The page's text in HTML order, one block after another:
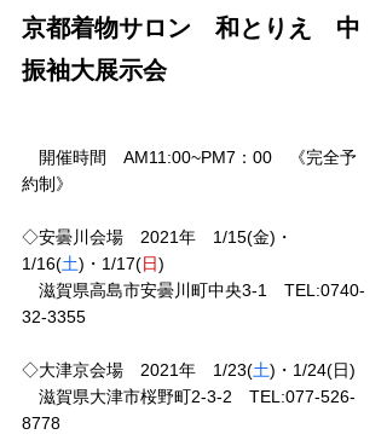
京都着物サロン　和とりえ　中
振袖大展示会
開催時間　AM11:00~PM7：00　《完全予
約制》
◇安曇川会場　2021年　1/15(金)・
1/16(土)・1/17(日)
滋賀県高島市安曇川町中央3-1　TEL:0740-
32-3355
◇大津京会場　2021年　1/23(土)・1/24(日)
滋賀県大津市桜野町2-3-2　TEL:077-526-
8778